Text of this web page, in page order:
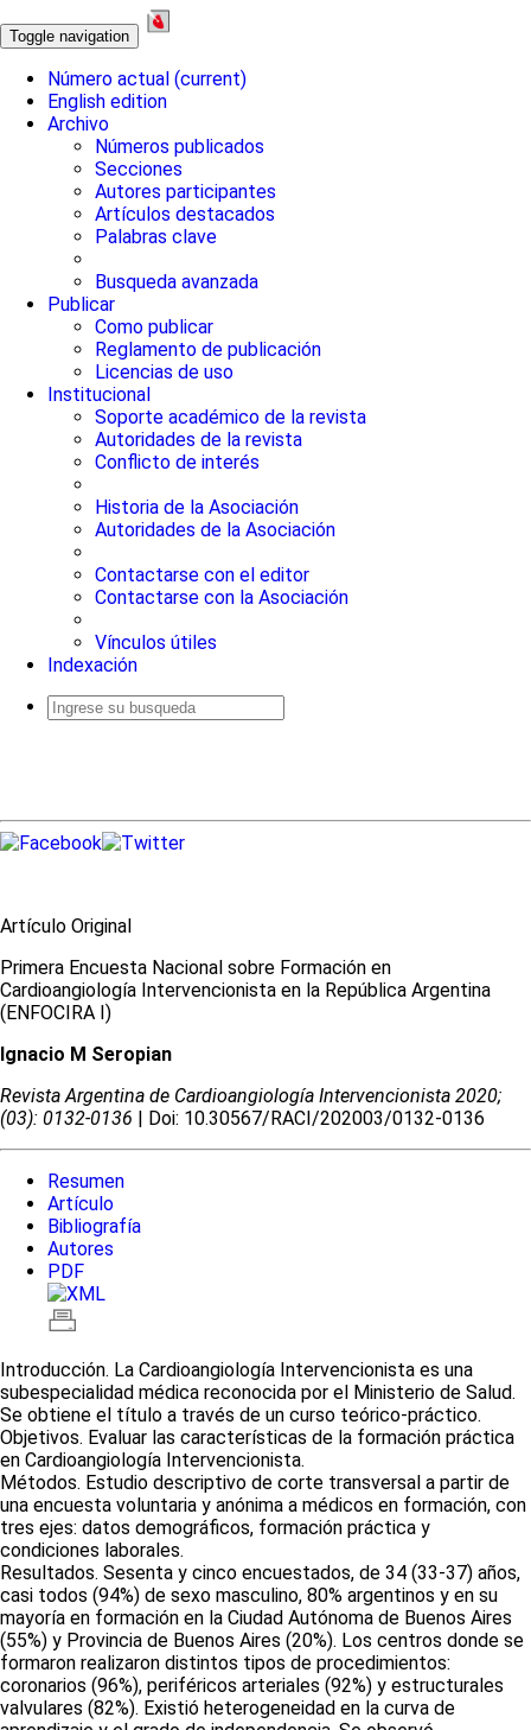
Toggle navigation
Número actual (current)
English edition
Archivo
Números publicados
Secciones
Autores participantes
Artículos destacados
Palabras clave
Busqueda avanzada
Publicar
Como publicar
Reglamento de publicación
Licencias de uso
Institucional
Soporte académico de la revista
Autoridades de la revista
Conflicto de interés
Historia de la Asociación
Autoridades de la Asociación
Contactarse con el editor
Contactarse con la Asociación
Vínculos útiles
Indexación
Artículo Original
Primera Encuesta Nacional sobre Formación en
Cardioangiología Intervencionista en la República Argentina
(ENFOCIRA I)
Ignacio M Seropian
Revista Argentina de Cardioangiologí­a Intervencionista 2020;
(03): 0132-0136 | Doi: 10.30567/RACI/202003/0132-0136
Resumen
Artículo
Bibliografía
Autores
PDF
Introducción. La Cardioangiología Intervencionista es una
subespecialidad médica reconocida por el Ministerio de Salud.
Se obtiene el título a través de un curso teórico-práctico.
Objetivos. Evaluar las características de la formación práctica
en Cardioangiología Intervencionista.
Métodos. Estudio descriptivo de corte transversal a partir de
una encuesta voluntaria y anónima a médicos en formación, con
tres ejes: datos demográficos, formación práctica y
condiciones laborales.
Resultados. Sesenta y cinco encuestados, de 34 (33-37) años,
casi todos (94%) de sexo masculino, 80% argentinos y en su
mayoría en formación en la Ciudad Autónoma de Buenos Aires
(55%) y Provincia de Buenos Aires (20%). Los centros donde se
formaron realizaron distintos tipos de procedimientos:
coronarios (96%), periféricos arteriales (92%) y estructurales
valvulares (82%). Existió heterogeneidad en la curva de